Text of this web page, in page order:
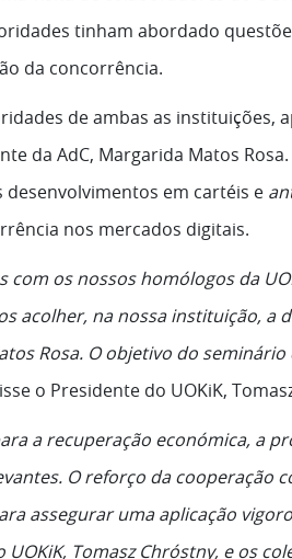
tinham abordado
da concorrência.
de ambas as instituições,
da AdC, Margarida Matos
em cartéis e
nos mercados digitais.
os nossos homólogos da
na nossa instituição, a
Rosa. O objetivo do
o Presidente do UOKiK,
a recuperação económica, a
O reforço da cooperação
assegurar uma aplicação
Tomasz Chróstny, e os